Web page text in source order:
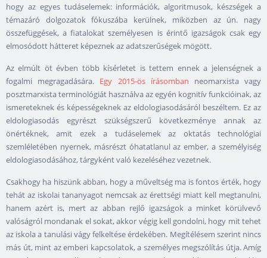
hogy az egyes tudáselemek: információk, algoritmusok, készségek a
témazáró dolgozatok fókuszába kerülnek, miközben az ún. nagy
összefüggések, a fiatalokat személyesen is érintő igazságok csak egy
elmosódott hátteret képeznek az adatszerűségek mögött.
Az elmúlt öt évben több kísérletet is tettem ennek a jelenségnek a
fogalmi megragadására. Egy 2015-ös írásomban neomarxista vagy
posztmarxista terminológiát használva az egyén kognitív funkcióinak, az
ismereteknek és képességeknek az eldologiasodásáról beszéltem. Ez az
eldologiasodás egyrészt szükségszerű következménye annak az
önértéknek, amit ezek a tudáselemek az oktatás technológiai
szemléletében nyernek, másrészt óhatatlanul az ember, a személyiség
eldologiasodásához, tárgyként való kezeléséhez vezetnek.
Csakhogy ha hiszünk abban, hogy a műveltség ma is fontos érték, hogy
tehát az iskolai tananyagot nemcsak az érettségi miatt kell megtanulni,
hanem azért is, mert az abban rejlő igazságok a minket körülvevő
valóságról mondanak el sokat, akkor végig kell gondolni, hogy mit tehet
az iskola a tanulási vágy felkeltése érdekében. Megítélésem szerint nincs
más út, mint az emberi kapcsolatok, a személyes megszólítás útja. Amíg